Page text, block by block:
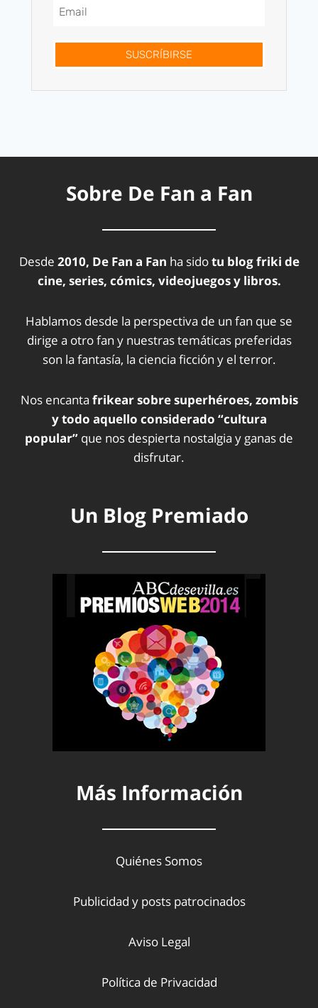
SUSCRÍBIRSE
Sobre De Fan a Fan
Desde 2010, De Fan a Fan ha sidotu blog friki de
cine, series, cómics, videojuegos y libros.
Hablamos desde la perspectiva de un fan que se
dirige a otro fan y nuestras temáticas preferidas
son la fantasía, la ciencia ficción y el terror.
Nos encanta frikear sobre superhéroes, zombis
y todo aquello considerado “cultura
popular” que nos despierta nostalgia y ganas de
disfrutar.
Un Blog Premiado
Más Información
Quiénes Somos
Publicidad y posts patrocinados
Aviso Legal
Política de Privacidad